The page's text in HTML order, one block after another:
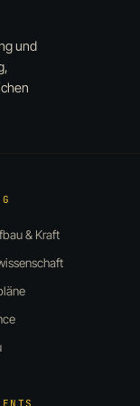
und
& Kraft